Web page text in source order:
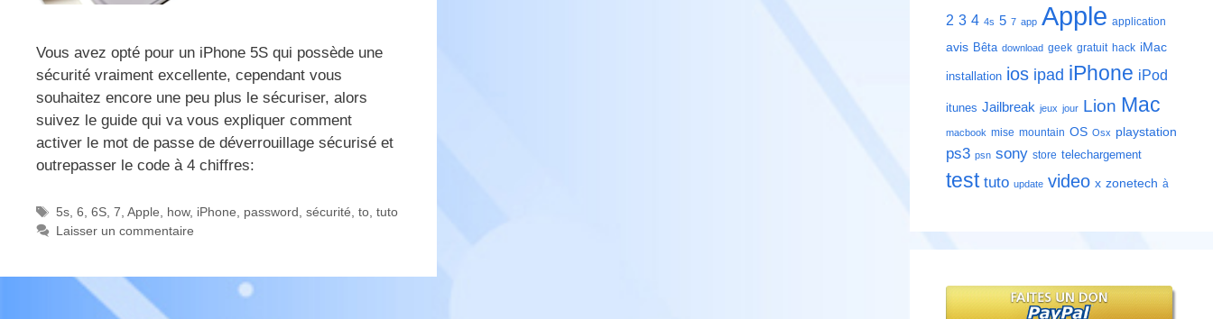
Vous avez opté pour un iPhone 5S qui possède une
sécurité vraiment excellente, cependant vous
souhaitez encore une peu plus le sécuriser, alors
suivez le guide qui va vous expliquer comment
activer le mot de passe de déverrouillage sécurisé et
outrepasser le code à 4 chiffres:
Étiquettes
5s, 6 6S, 7 Apple how, iPhone password sécurité to, tuto
Laisser un commentaire
2 3 4 4s 5 7 app Apple application
avis Bêta download geek gratuit hack iMac
installation ios ipad iPhone iPod
itunes Jailbreak jeux jour Lion Mac
macbook mise mountain OS Osx playstation
ps3 psn sony store telechargement
test tuto update video x zonetech à